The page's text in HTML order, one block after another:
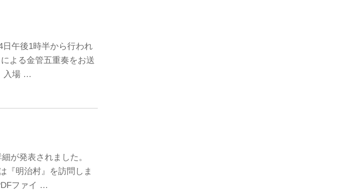
午後1時半から行われ
よる金管五重奏をお送
入場 …
が発表されました。
『明治村』を訪問しま
ファイ …